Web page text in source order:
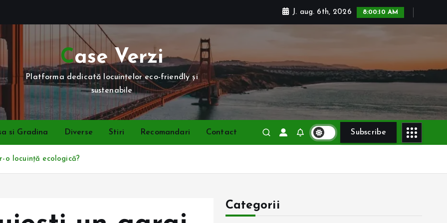
J. aug. 6th, 2026 8:00:11 AM
Case Verzi
Platforma dedicată locuințelor eco-friendly și
sustenabile
si Gradina Diverse Stiri Recomandari Contact Subscribe
o locuință ecologică?
Categorii